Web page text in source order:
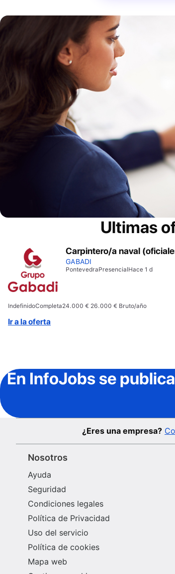
Ultimas
Carpintero/a naval
GABADI
PontevedraPresencialHace 1 d
IndefinidoCompleta24.000 € 26.000 € Bruto/año
Ir a la oferta
En InfoJobs se
¿Eres una empresa?
Nosotros
Ayuda
Seguridad
Condiciones legales
Política de Privacidad
Uso del servicio
Política de cookies
Mapa web